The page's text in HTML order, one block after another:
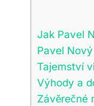
Jak Pavel
Pavel
Tajemství
Výhody a
Závěrečné